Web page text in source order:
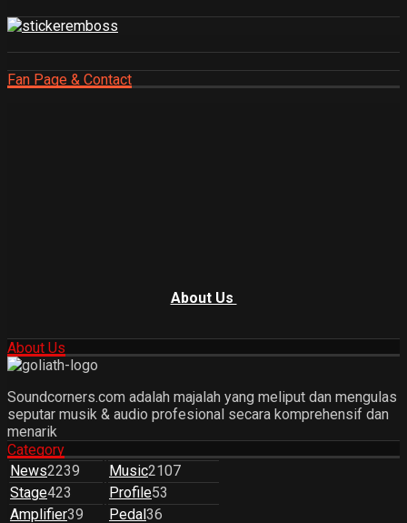
Fan Page & Contact
About Us
About Us
Soundcorners.com adalah majalah yang meliput dan mengulas
seputar musik & audio profesional secara komprehensif dan
menarik
Category
News2239 Music2107
Stage423 Profile53
Amplifier39 Pedal 36